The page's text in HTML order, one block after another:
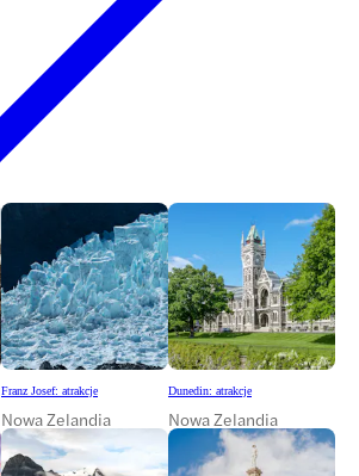
Franz Josef: atrakcje
Nowa Zelandia
Dunedin: atrakcje
Nowa Zelandia